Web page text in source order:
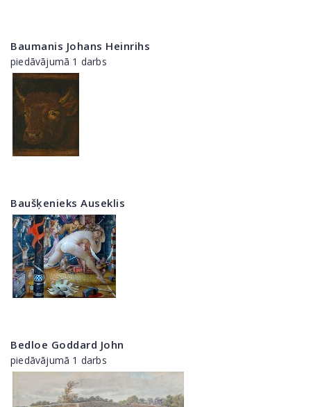
Baumanis Johans Heinrihs
piedāvājumā 1 darbs
Baušķenieks Auseklis
Bedloe Goddard John
piedāvājumā 1 darbs